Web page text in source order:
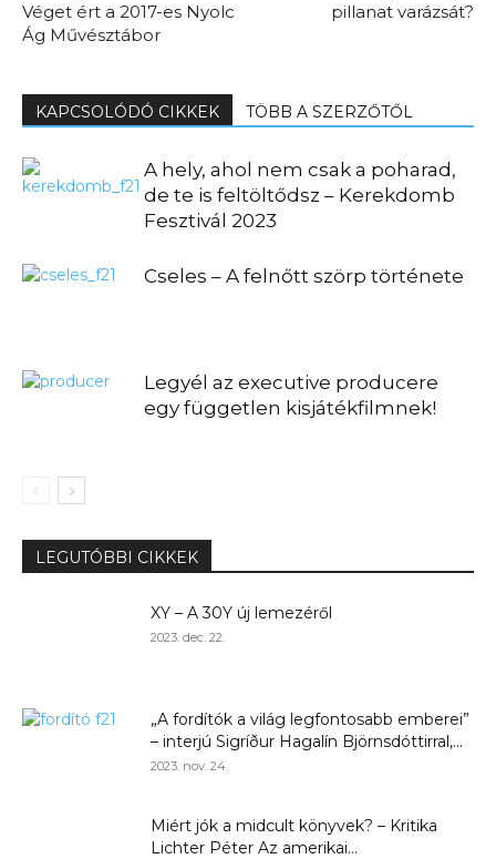
Véget ért a 2017-es Nyolc
Ág Művésztábor
pillanat varázsát?
KAPCSOLÓDÓ CIKKEK TÖBB A SZERZŐTŐL
A hely, ahol nem csak a poharad,
de te is feltöltődsz – Kerekdomb
Fesztivál 2023
Cseles – A felnőtt szörp története
Legyél az executive producere
egy független kisjátékfilmnek!
LEGUTÓBBI CIKKEK
XY – A 30Y új lemezéről
2023. dec. 22.
„A fordítók a világ legfontosabb emberei”
– interjú Sigríður Hagalín Björnsdóttirral,...
2023. nov. 24.
Miért jók a midcult könyvek? – Kritika
Lichter Péter Az amerikai...